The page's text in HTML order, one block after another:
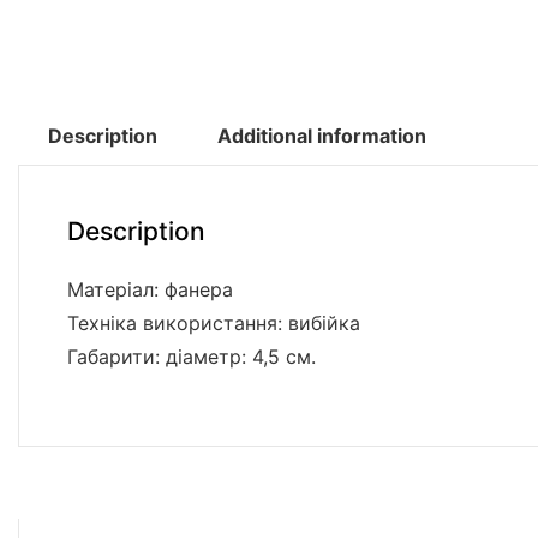
Description Additional information
Description
Матеріал: фанера
Техніка використання: вибійка
Габарити: діаметр: 4,5 см.